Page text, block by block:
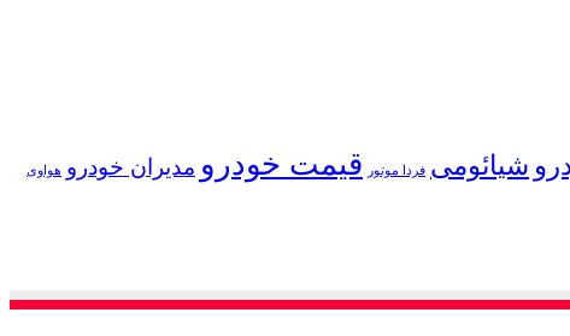
شیائومی فردا موتور قیمت خودرو مدیران خودرو هواوی